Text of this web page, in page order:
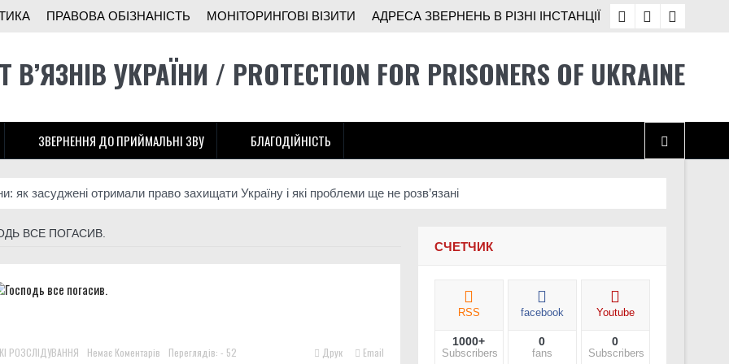
ПРАВОВА ОБІЗНАНІСТЬ МОНІТОРИНГОВІ ВІЗИТИ АДРЕСА ЗВЕРНЕНЬ В РІЗНІ ІНСТАНЦІЇ
В’ЯЗНІВ УКРАЇНИ / PROTECTION FOR PRISONERS OF UKRAINE
ЗВЕРНЕННЯ ДО ПРИЙМАЛЬНІ ЗВУ БЛАГОДІЙНІСТЬ
як засуджені отримали право захищати Україну і які проблеми ще не розв’язані
візиту до Літинської виправної колонії №123
Що говорять колишні засуджені, командири та правозахисники про службу після звільнення
ВСЕ ПОГАСИВ.
РОЗСЛІДУВАННЯ Немає Коментарів Переглядів: - 52 Друк Email
СЧЕТЧИК
RSS
1000+
Subscribers
facebook
0
fans
Youtube
0
Subscribers